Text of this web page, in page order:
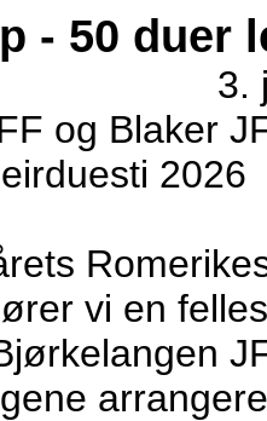
- 50 duer
3.
og Blaker
2026
vi en